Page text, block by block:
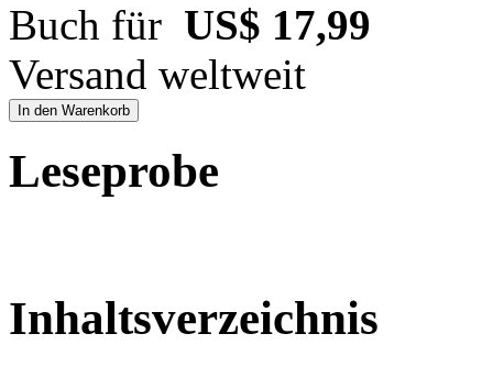
Buch für US$ 17,99
Versand weltweit
In den Warenkorb
Leseprobe
Inhaltsverzeichnis